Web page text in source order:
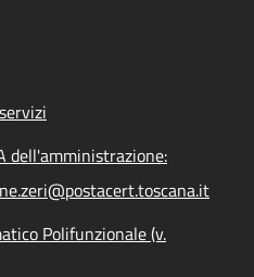
dell'amministrazione:
Polifunzionale (v.